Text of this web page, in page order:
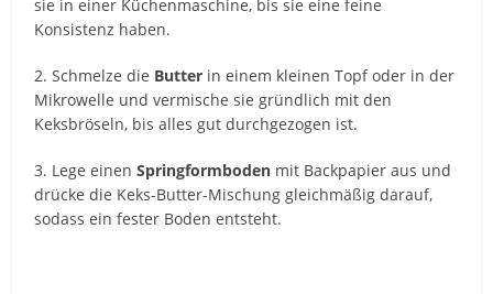
sie in einer Küchenmaschine, bis sie eine feine
Konsistenz haben.
2. Schmelze die Butter in einem kleinen Topf oder in der
Mikrowelle und vermische sie gründlich mit den
Keksbröseln, bis alles gut durchgezogen ist.
3. Lege einenSpringformboden mit Backpapier aus und
drücke die Keks-Butter-Mischung gleichmäßig darauf,
sodass ein fester Boden entsteht.